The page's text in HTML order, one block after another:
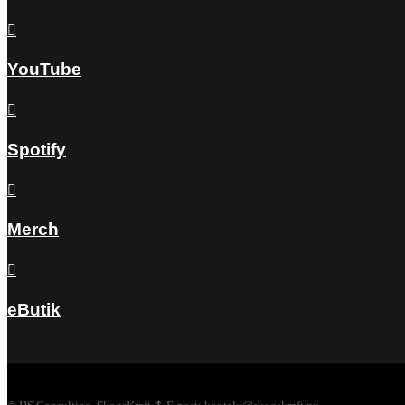

YouTube

Spotify

Merch

eButik